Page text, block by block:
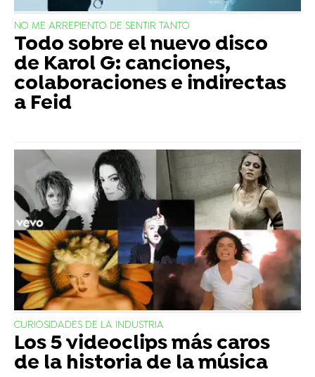
NO ME ARREPIENTO DE SENTIR TANTO
Todo sobre el nuevo disco
de Karol G: canciones,
colaboraciones e indirectas
a Feid
CURIOSIDADES DE LA INDUSTRIA
Los 5 videoclips más caros
de la historia de la música